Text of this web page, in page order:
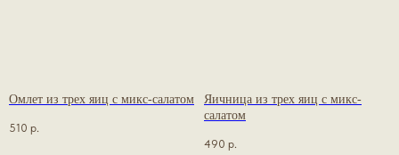
Омлет из трех яиц с микс-салатом
510 р.
Яичница из трех яиц с микс-
салатом
490 р.